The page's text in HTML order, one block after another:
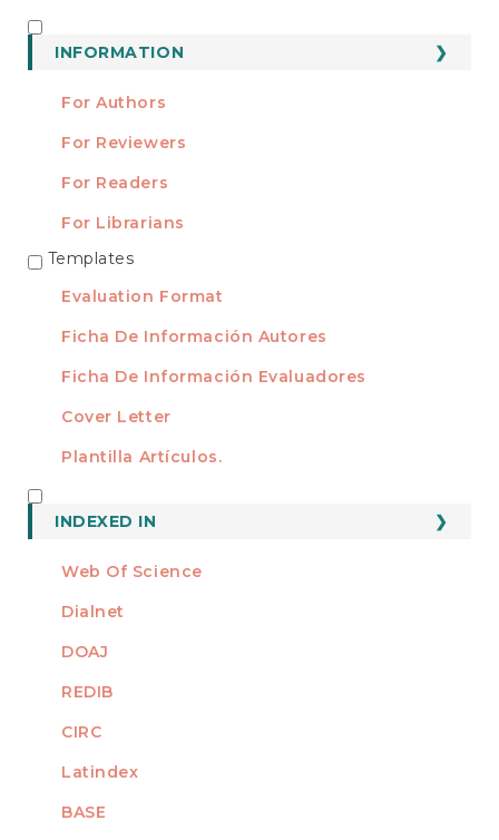
Submission
INFORMATION
For Authors
For Reviewers
For Readers
For Librarians
TEMPLATES
Templates
Evaluation Format
Ficha De Información Autores
Ficha De Información Evaluadores
Cover Letter
Plantilla Artículos.
INDEXED IN
Web Of Science
Dialnet
DOAJ
REDIB
CIRC
Latindex
BASE